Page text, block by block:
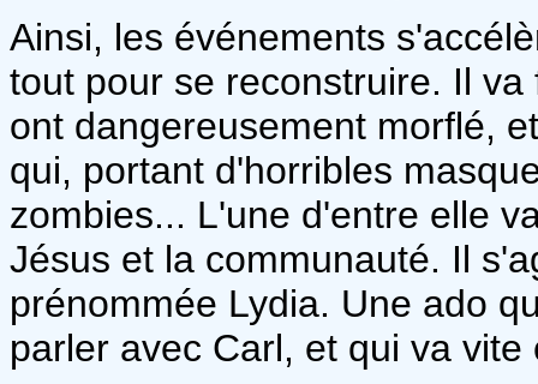
Ainsi, les événements
tout pour se reconstruire. Il
ont dangereusement morflé,
qui, portant d'horribles
zombies... L'une d'entre elle
Jésus et la communauté. Il
prénommée Lydia. Une ado
parler avec Carl, et qui va